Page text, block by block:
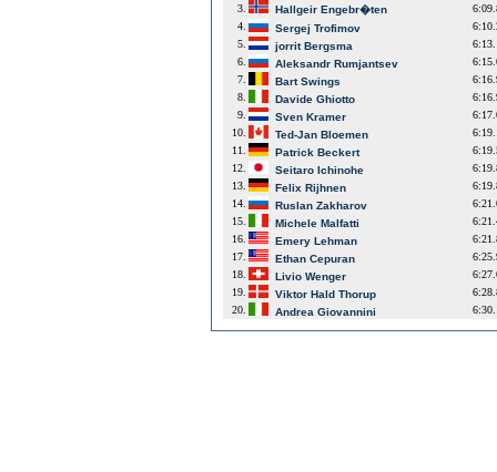
3.
Hallgeir Engebr�ten
4.
Sergej Trofimov
5.
jorrit Bergsma
6.
Aleksandr Rumjantsev
7.
Bart Swings
8.
Davide Ghiotto
9.
Sven Kramer
10.
Ted-Jan Bloemen
11.
Patrick Beckert
12.
Seitaro Ichinohe
13.
Felix Rijhnen
14.
Ruslan Zakharov
15.
Michele Malfatti
16.
Emery Lehman
17.
Ethan Cepuran
18.
Livio Wenger
19.
Viktor Hald Thorup
20.
Andrea Giovannini